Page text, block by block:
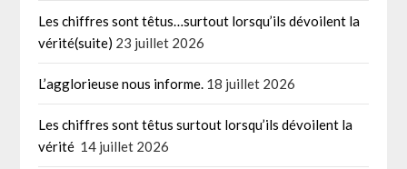
Les chiffres sont têtus…surtout lorsqu’ils dévoilent la
vérité(suite) 23 juillet 2026
L’agglorieuse nous informe. 18 juillet 2026
Les chiffres sont têtus surtout lorsqu’ils dévoilent la
vérité 14 juillet 2026